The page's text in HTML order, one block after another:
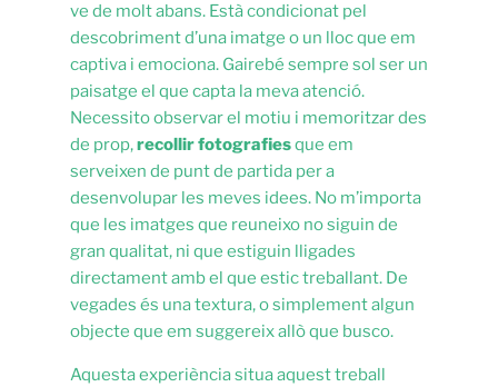
ve de molt abans. Està condicionat pel
descobriment d’una imatge o un lloc que em
captiva i emociona. Gairebé sempre sol ser un
paisatge el que capta la meva atenció.
Necessito observar el motiu i memoritzar des
de prop,recollir fotografiesque em
serveixen de punt de partida per a
desenvolupar les meves idees. No m’importa
que les imatges que reuneixo no siguin de
gran qualitat, ni que estiguin lligades
directament amb el que estic treballant. De
vegades és una textura, o simplement algun
objecte que em suggereix allò que busco.
Aquesta experiència situa aquest treball